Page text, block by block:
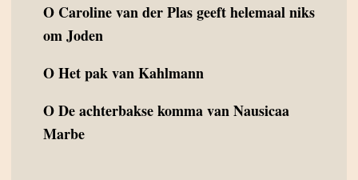
O Caroline van der Plas geeft helemaal niks
om Joden
OHet pak van Kahlmann
ODe achterbakse komma van Nausicaa
Marbe